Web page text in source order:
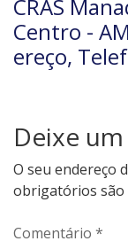
CRAS
Centro -
ereço,
Deixe
O seu endereço
obrigatórios são
Comentário *